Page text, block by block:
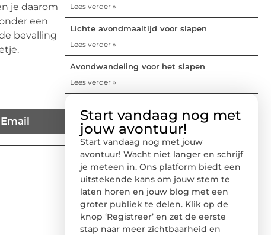
je daarom
een
bevalling
Email
Lees verder »
Lichte avondmaaltijd voor slapen
Lees verder »
Avondwandeling voor het slapen
Lees verder »
Start vandaag nog met
jouw avontuur!
Start vandaag nog met jouw
avontuur! Wacht niet langer en schrijf
je meteen in. Ons platform biedt een
uitstekende kans om jouw stem te
laten horen en jouw blog met een
groter publiek te delen. Klik op de
knop ‘Registreer’ en zet de eerste
stap naar meer zichtbaarheid en